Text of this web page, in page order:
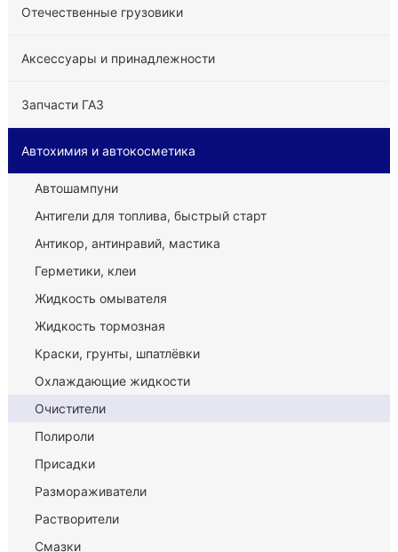
Отечественные грузовики
Аксессуары и принадлежности
Запчасти ГАЗ
Автохимия и автокосметика
Автошампуни
Антигели для топлива, быстрый старт
Антикор, антинравий, мастика
Герметики, клеи
Жидкость омывателя
Жидкость тормозная
Краски, грунты, шпатлёвки
Охлаждающие жидкости
Очистители
Полироли
Присадки
Размораживатели
Растворители
Смазки